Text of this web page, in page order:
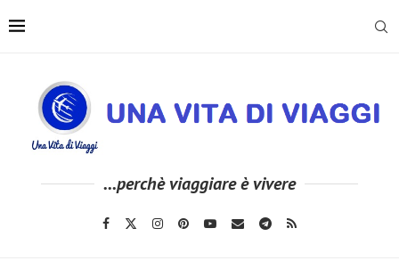
...perchè viaggiare è vivere